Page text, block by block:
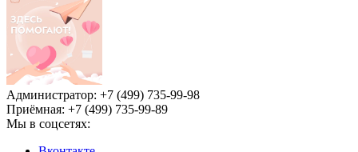
Администратор: +7 (499) 735-99-98
Приёмная: +7 (499) 735-99-89
Мы в соцсетях: